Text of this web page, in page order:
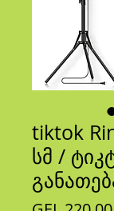
tiktok
სმ /